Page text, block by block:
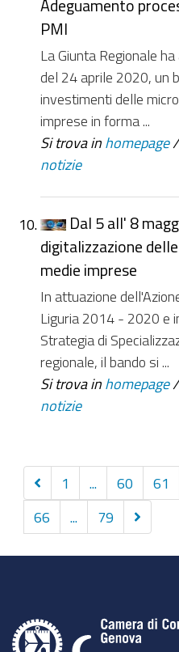
Adeguamento
PMI
La Giunta Regionale
del 24 aprile 2020, un
investimenti delle
imprese in forma ...
Si trova in homepage
notizie
Dal 5 all' 8
digitalizzazione
medie imprese
In attuazione
Liguria 2014 - 2020 e
Strategia di
regionale, il bando si ...
Si trova in homepage
notizie
Precedenti
10
elementi
1 60 61
66 79
10